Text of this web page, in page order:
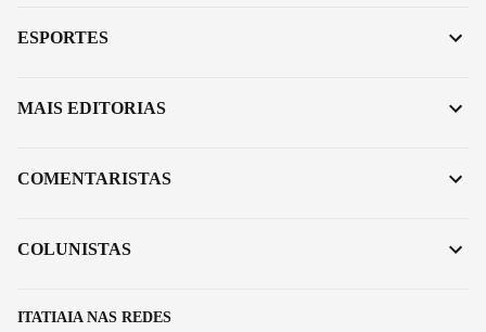
ITATIAIA NAS REDES
ESPORTES
MAIS EDITORIAS
COMENTARISTAS
COLUNISTAS